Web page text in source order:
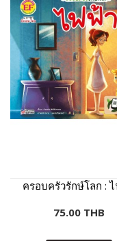
ครอบครัวรักษ์โลก :
75.00 THB